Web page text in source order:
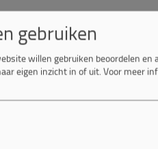
het wachtwoord
vaker gebruikt
anders uit.
gebruiken
willen gebruiken beoordelen en
eigen inzicht in of uit. Voor meer